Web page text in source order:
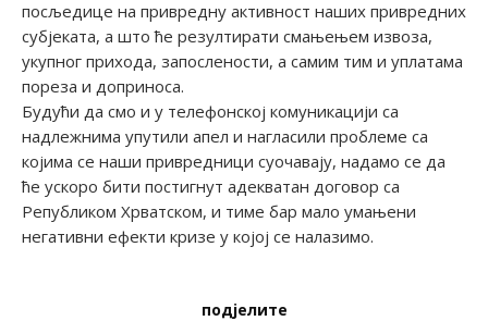
посљедице на привредну активност наших привредних
субјеката, а што ће резултирати смањењем извоза,
укупног прихода, запослености, а самим тим и уплатама
пореза и доприноса.
Будући да смо и у телефонској комуникацији са
надлежнима упутили апел и нагласили проблеме са
којима се наши привредници суочавају, надамо се да
ће ускоро бити постигнут адекватан договор са
Републиком Хрватском, и тиме бар мало умањени
негативни ефекти кризе у којој се налазимо.
подјелите